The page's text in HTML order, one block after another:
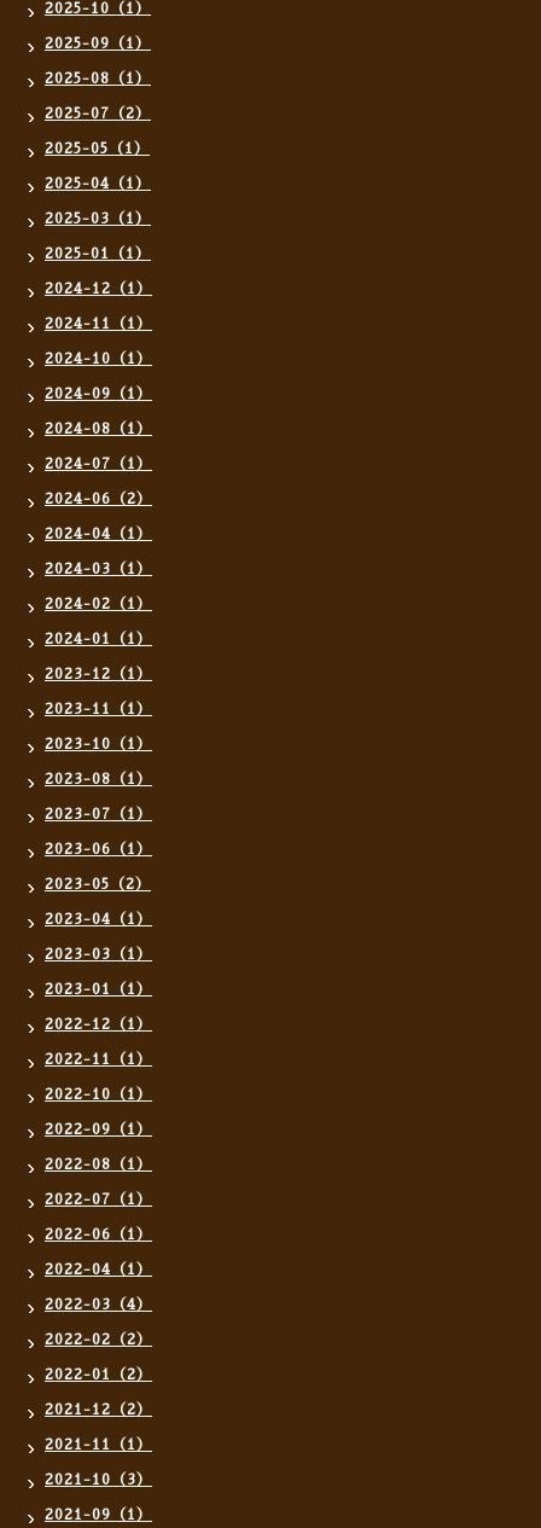
2025-10（1）
2025-09（1）
2025-08（1）
2025-07（2）
2025-05（1）
2025-04（1）
2025-03（1）
2025-01（1）
2024-12（1）
2024-11（1）
2024-10（1）
2024-09（1）
2024-08（1）
2024-07（1）
2024-06（2）
2024-04（1）
2024-03（1）
2024-02（1）
2024-01（1）
2023-12（1）
2023-11（1）
2023-10（1）
2023-08（1）
2023-07（1）
2023-06（1）
2023-05（2）
2023-04（1）
2023-03（1）
2023-01（1）
2022-12（1）
2022-11（1）
2022-10（1）
2022-09（1）
2022-08（1）
2022-07（1）
2022-06（1）
2022-04（1）
2022-03（4）
2022-02（2）
2022-01（2）
2021-12（2）
2021-11（1）
2021-10（3）
2021-09（1）